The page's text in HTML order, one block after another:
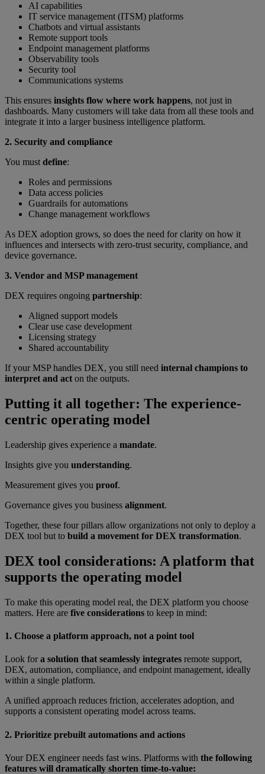
AI capabilities
IT service management (ITSM) platforms
Chatbots and virtual assistants
Remote support tools
Endpoint management platforms
Observability tools
Security tool
Communications systems
This ensures insights flow where work happens, not just in
dashboards. Many customers will take data from all these tools and
integrate it into a larger business intelligence platform.
2. Security and compliance
You must define:
Roles and permissions
Data access policies
Guardrails for automations
Change management workflows
As DEX adoption grows, so does the need for clarity on how it
influences and intersects with zero-trust security, compliance, and
device governance.
3. Vendor and MSP management
DEX requires ongoing partnership:
Aligned support models
Clear use case development
Licensing strategy
Shared accountability
If your MSP handles DEX, you still need internal champions to
interpret and act on the outputs.
Putting it all together: The experience-
centric operating model
Leadership gives experience a mandate.
Insights give you understanding.
Measurement gives you proof.
Governance gives you business alignment.
Together, these four pillars allow organizations not only to deploy a
DEX tool but to build a movement for DEX transformation.
DEX tool considerations: A platform that
supports the operating model
To make this operating model real, the DEX platform you choose
matters. Here are five considerations to keep in mind:
1. Choose a platform approach, not a point tool
Look fora solution that seamlessly integrates remote support,
DEX, automation, compliance, and endpoint management, ideally
within a single platform.
A unified approach reduces friction, accelerates adoption, and
supports a consistent operating model across teams.
2. Prioritize prebuilt automations and actions
Your DEX engineer needs fast wins. Platforms with the following
features will dramatically shorten time-to-value: